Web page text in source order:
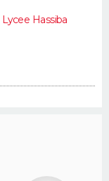
Lycee Hassiba